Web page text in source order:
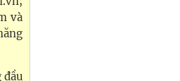
và
đầu